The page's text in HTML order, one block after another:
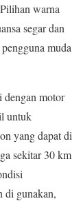
warna
segar dan
muda
dengan motor
untuk
yang dapat di
sekitar 30 km
di gunakan,